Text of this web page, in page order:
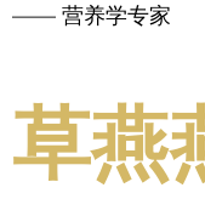
—— 营养学专家
草燕